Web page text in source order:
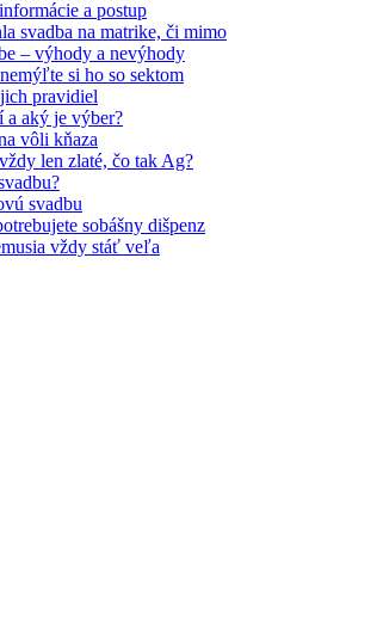
a postup
svadba na matrike, či mimo
– výhody a nevýhody
si ho so sektom
pravidiel
a aký je výber?
vôli kňaza
len zlaté, čo tak Ag?
svadbu
sobášny dišpenz
vždy stáť veľa